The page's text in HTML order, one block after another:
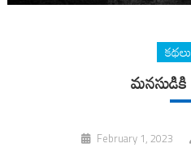
కథలు
February 1, 2023